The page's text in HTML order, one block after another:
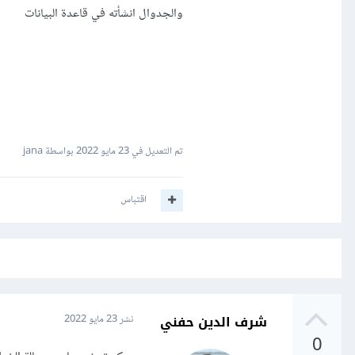
والجدوال انشأته في قاعدة البيانات
تم التعديل في23 مايو 2022 بواسطة jana
اقتباس
0
شرف الدين حفني نشر23 مايو 2022